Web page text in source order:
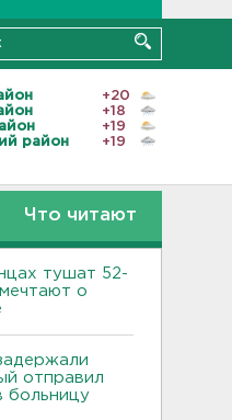
+20
+18
+19
район
+19
Что читают
тушат 52-
о
отправил
больницу